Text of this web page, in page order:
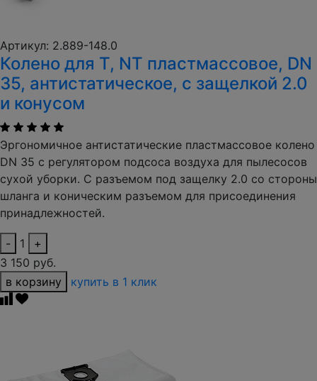
Артикул: 2.889-148.0
Колено для T, NT пластмассовое, DN
35, антистатическое, с защелкой 2.0
и конусом
Эргономичное антистатические пластмассовое колено
DN 35 с регулятором подсоса воздуха для пылесосов
сухой уборки. С разъемом под защелку 2.0 со стороны
шланга и коническим разъемом для присоединения
принадлежностей.
- 1
+
3 150 руб.
в корзину
купить в 1 клик